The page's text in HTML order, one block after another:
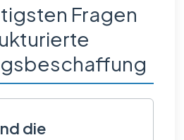
Fragen
die